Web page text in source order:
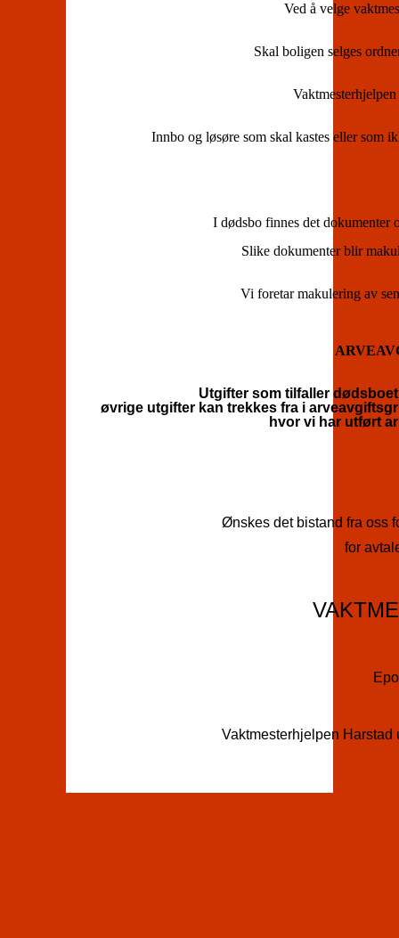
Ved å velge
Skal boligen selges
Innbo og løsøre som skal kastes eller som
I dødsbo finnes det dokumenter
Slike dokumenter blir
Vi foretar makulering av
Utgifter som tilfaller
øvrige utgifter kan trekkes fra i
hvor vi har utført
Ønskes det bistand fra oss
for
Vaktmesterhjelpen